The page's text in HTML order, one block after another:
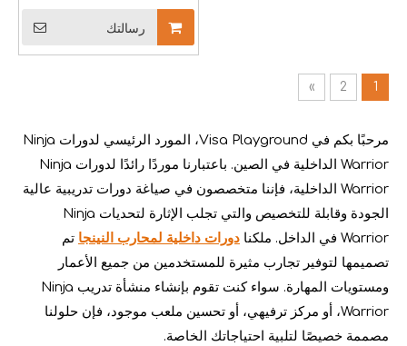
عند استيراد ملاعب داخلية من الصين، هناك الكثير من الالتباس.
رسالتك
1
2
»
مرحبًا بكم في Visa Playground، المورد الرئيسي لدورات Ninja
Warrior الداخلية في الصين. باعتبارنا موردًا رائدًا لدورات Ninja
Warrior الداخلية، فإننا متخصصون في صياغة دورات تدريبية عالية
الجودة وقابلة للتخصيص والتي تجلب الإثارة لتحديات Ninja
Warrior في الداخل. ملكنا
دورات داخلية لمحارب النينجا تم
تصميمها لتوفير تجارب مثيرة للمستخدمين من جميع الأعمار
ومستويات المهارة. سواء كنت تقوم بإنشاء منشأة تدريب Ninja
Warrior، أو مركز ترفيهي، أو تحسين ملعب موجود، فإن حلولنا
مصممة خصيصًا لتلبية احتياجاتك الخاصة.